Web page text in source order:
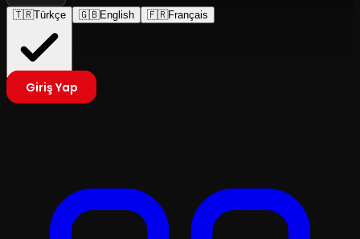
🇹🇷Türkçe 🇬🇧English 🇫🇷Français
Giriş Yap